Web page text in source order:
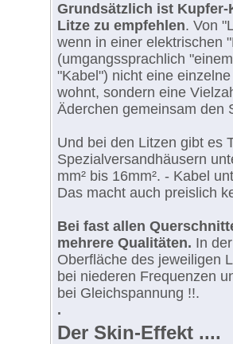
Grundsätzlich ist Kupfer-
Litze zu empfehlen. Von
wenn in einer elektrischen
(umgangssprachlich
"Kabel") nicht eine
wohnt, sondern eine
Äderchen gemeinsam den
Und bei den Litzen gibt es
Spezialversandhäusern
mm² bis 16mm². - Kabel
Das macht auch preislich
Bei fast allen
mehrere Qualitäten. In
Oberfläche des jeweiligen
bei niederen Frequenzen
bei Gleichspannung !!.
.
Der Skin-Effekt ....